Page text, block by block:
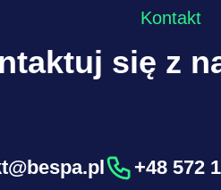
Kontakt
się z
+48 572